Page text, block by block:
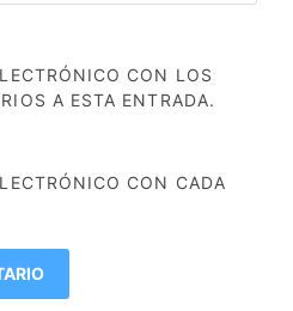
CON LOS
A ESTA ENTRADA.
CON CADA